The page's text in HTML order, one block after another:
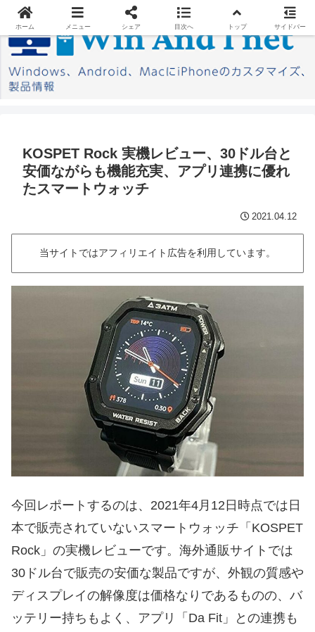
KOSPET Rock 実機レビュー、30ドル台と
安価ながらも機能充実、アプリ連携に優れ
たスマートウォッチ
2021.04.12
当サイトではアフィリエイト広告を利用しています。
今回レポートするのは、2021年4月12日時点では日
本で販売されていないスマートウォッチ「KOSPET
Rock」の実機レビューです。海外通販サイトでは
30ドル台で販売の安価な製品ですが、外観の質感や
ディスプレイの解像度は価格なりであるものの、バ
ッテリー持ちもよく、アプリ「Da Fit」との連携も
ホーム メニュー シェア 目次へ トップ サイドバー